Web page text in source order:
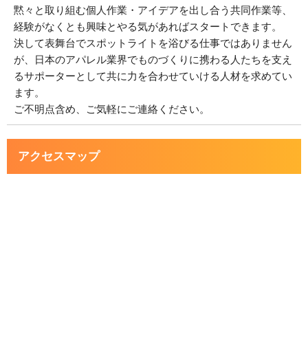
黙々と取り組む個人作業・アイデアを出し合う共同作業等、
経験がなくとも興味とやる気があればスタートできます。
決して表舞台でスポットライトを浴びる仕事ではありません
が、日本のアパレル業界でものづくりに携わる人たちを支え
るサポーターとして共に力を合わせていける人材を求めてい
ます。
ご不明点含め、ご気軽にご連絡ください。
アクセスマップ